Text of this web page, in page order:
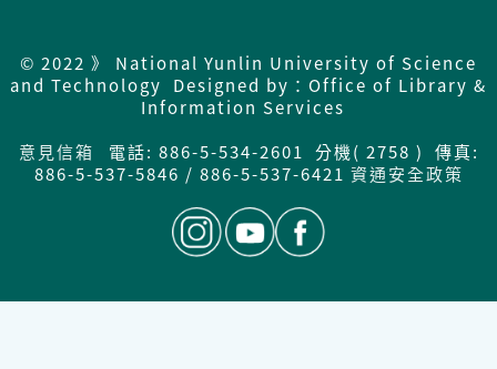
© 2022 》 National Yunlin University of Science
and Technology Designed by：Office of Library &
Information Services
意見信箱
電話: 886-5-534-2601 分機( 2758 ) 傳真:
886-5-537-5846 / 886-5-537-6421 資通安全政策